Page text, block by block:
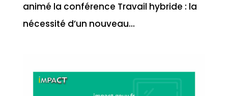
animé la conférence Travail hybride : la
nécessité d’un nouveau...